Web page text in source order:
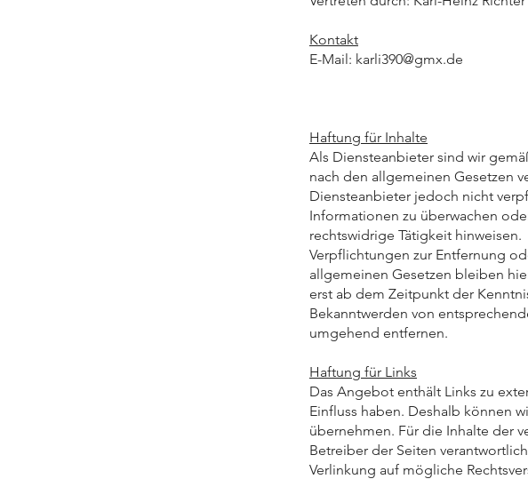
Kontakt
E-Mail: karli390@gmx.de
Haftung für Inhalte
Als Diensteanbieter sind wir
nach den allgemeinen Gesetzen
Diensteanbieter jedoch nicht
Informationen zu überwachen
rechtswidrige Tätigkeit hinweisen.
Verpflichtungen zur Entfernung
allgemeinen Gesetzen bleiben
erst ab dem Zeitpunkt der
Bekanntwerden von
umgehend entfernen.
Haftung für Links
Das Angebot enthält Links zu
Einfluss haben. Deshalb können
übernehmen. Für die Inhalte der
Betreiber der Seiten
Verlinkung auf mögliche